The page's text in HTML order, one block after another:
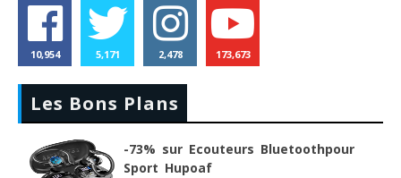
10,954 5,171 2,478 173,673
Les Bons Plans
-73% sur Ecouteurs Bluetoothpour
Sport Hupoaf